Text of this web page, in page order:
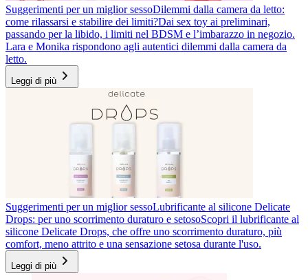
Suggerimenti per un miglior sessoDilemmi dalla camera da letto:
come rilassarsi e stabilire dei limiti?Dai sex toy ai preliminari,
passando per la libido, i limiti nel BDSM e l’imbarazzo in negozio.
Lara e Monika rispondono agli autentici dilemmi dalla camera da
letto.
Leggi di più
Suggerimenti per un miglior sessoLubrificante al silicone Delicate
Drops: per uno scorrimento duraturo e setosoScopri il lubrificante al
silicone Delicate Drops, che offre uno scorrimento duraturo, più
comfort, meno attrito e una sensazione setosa durante l'uso.
Leggi di più